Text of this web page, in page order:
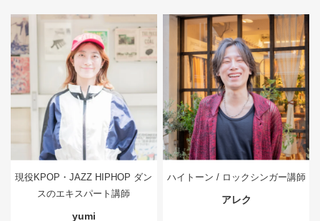
現役KPOP・JAZZ HIPHOP ダン
スのエキスパート講師
yumi
ハイトーン / ロックシンガー講師
アレク